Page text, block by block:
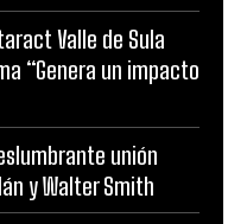
Valle de Sula
“Genera un impacto
unión
y Walter Smith